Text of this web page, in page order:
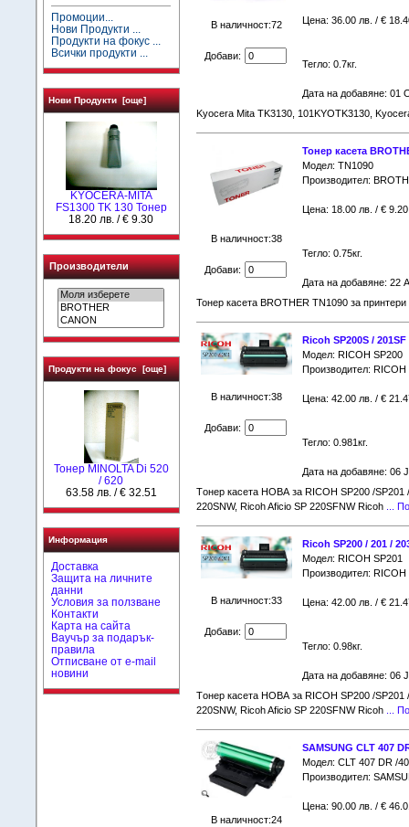
Промоции...
Нови Продукти ...
Продукти на фокус ...
Всички продукти ...
Нови Продукти [още]
KYOCERA-MITA
FS1300 TK 130 Тонер
18.20 лв. / € 9.30
Производители
Продукти на фокус [още]
Тонер MINOLTA Di 520
/ 620
63.58 лв. / € 32.51
Информация
Доставка
Защита на личните
данни
Условия за ползване
Контакти
Карта на сайта
Ваучър за подарък-
правила
Отписване от e-mail
новини
В наличност:72
Добави:
Цена: 36.00 лв. / €
Тегло: 0.7кг.
Дата на добавяне: 01
Kyocera Mita TK3130, 101KYOTK3130,
В наличност:38
Добави:
Тонер касета
Модел: TN1090
Производител:
Цена: 18.00 лв. / € 9.20
Тегло: 0.75кг.
Дата на добавяне: 22
Тонер касета BROTHER TN1090 за
В наличност:38
Добави:
Ricoh SP200S / 201SF
Модел: RICOH SP200
Производител: RICOH
Цена: 42.00 лв. / €
Тегло: 0.981кг.
Дата на добавяне: 06
Tонер касета НОВА за RICOH SP200 /SP201
220SNW, Ricoh Aficio SP 220SFNW Ricoh...
В наличност:33
Добави:
Ricoh SP200 / 201 /
Модел: RICOH SP201
Производител: RICOH
Цена: 42.00 лв. / €
Тегло: 0.98кг.
Дата на добавяне: 06
Tонер касета НОВА за RICOH SP200 /SP201
220SNW, Ricoh Aficio SP 220SFNW Ricoh...
В наличност:24
SAMSUNG CLT 407
Модел: CLT 407 DR /
Производител:
Цена: 90.00 лв. / €